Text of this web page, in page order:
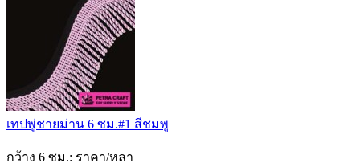
เทปพู่ชายม่าน 6 ซม.#1 สีชมพู
กว้าง 6 ซม.: ราคา/หลา